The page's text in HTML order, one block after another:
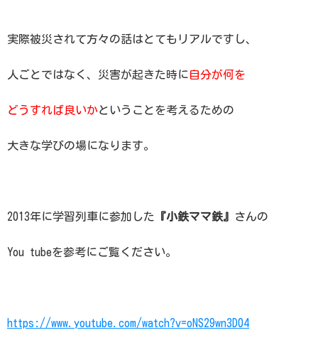
実際被災されて方々の話はとてもリアルですし、
人ごとではなく、災害が起きた時に自分が何を
どうすれば良いかということを考えるための
大きな学びの場になります。
2013年に学習列車に参加した 『小鉄ママ鉄』 さんの
You tubeを参考にご覧ください。
https://www.youtube.com/watch?v=oNS29wn3D04